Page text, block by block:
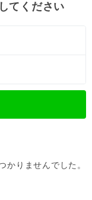
てください
かりませんでした。